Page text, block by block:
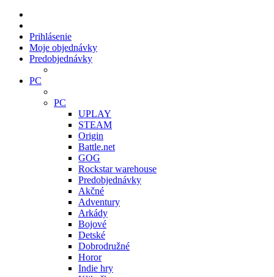
Prihlásenie
Moje objednávky
Predobjednávky
PC
PC
UPLAY
STEAM
Origin
Battle.net
GOG
Rockstar warehouse
Predobjednávky
Akčné
Adventury
Arkády
Bojové
Detské
Dobrodružné
Horor
Indie hry